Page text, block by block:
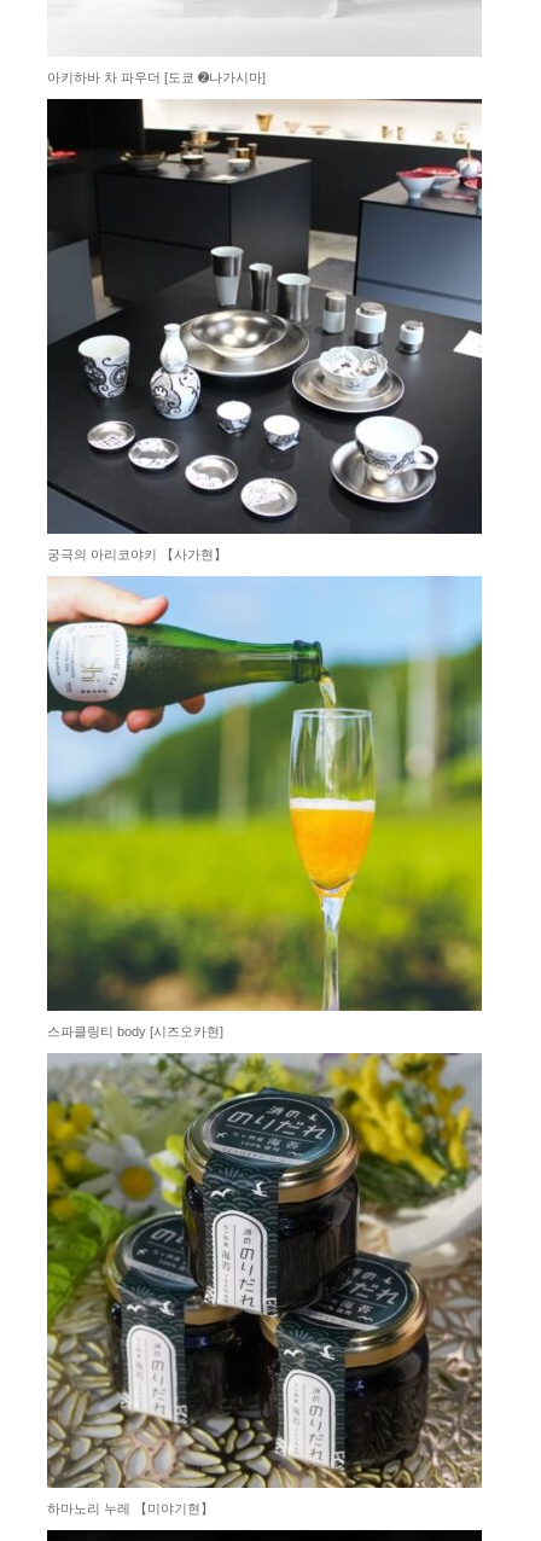
아키하바 차 파우더 [도쿄 ➋나가시마]
궁극의 아리코야키 【사가현】
스파클링티 body [시즈오카현]
하마노리 누레 【미야기현】